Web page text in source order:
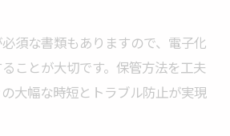
須な書類もありますので、電子化
ことが大切です。保管方法を工夫
大幅な時短とトラブル防止が実現